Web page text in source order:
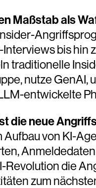
Maßstab als
bis
traditionelle
nutze GenAI,
entwickelte
die neue
von KI-
Revolution die
zum